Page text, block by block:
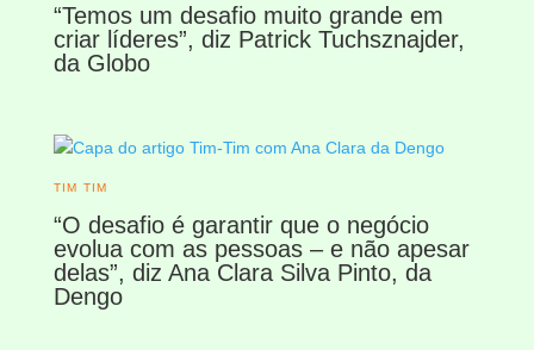
“Temos um desafio muito grande em
criar líderes”, diz Patrick Tuchsznajder,
da Globo
TIM TIM
“O desafio é garantir que o negócio
evolua com as pessoas – e não apesar
delas”, diz Ana Clara Silva Pinto, da
Dengo